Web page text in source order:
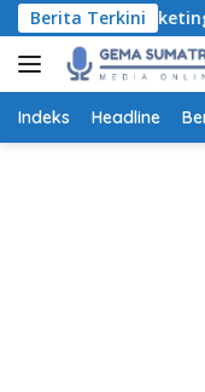
Langsung
ke
konten
Berita Terkini
Marketing bagi
Indeks Headline